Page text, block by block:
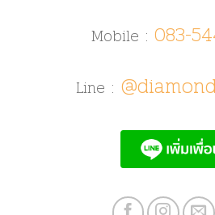
Mobile : 083-
Line :